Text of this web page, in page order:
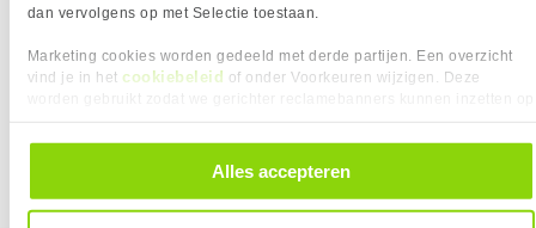
dan vervolgens op met Selectie toestaan.
Marketing cookies worden gedeeld met derde partijen. Een overzicht
vind je in het cookiebeleid of onder Voorkeuren wijzigen. Deze
alle cookies. Je kunt je gegeven toestemming altijd intrekken, dit doe je
door in de footer van onze website te klikken op ‘Cookievoorkeuren’
Alles accepteren
KIES JE VARIANT
Verkrijgbaar sinds
November 2017
⚑ Fout melden
EXTRA INFORMATIE
Download specificatie sheet